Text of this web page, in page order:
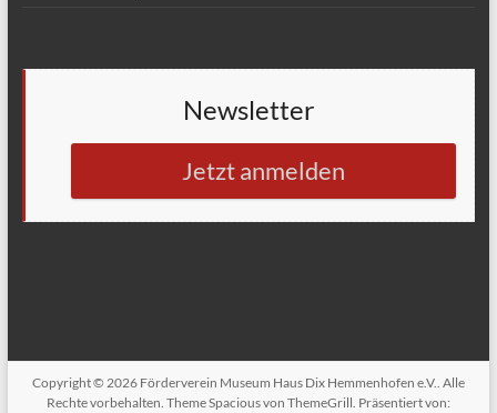
Newsletter
Jetzt anmelden
Copyright © 2026 Förderverein Museum Haus Dix Hemmenhofen e.V. . Alle
Rechte vorbehalten. ThemeSpaciousvon ThemeGrill. Präsentiert von: